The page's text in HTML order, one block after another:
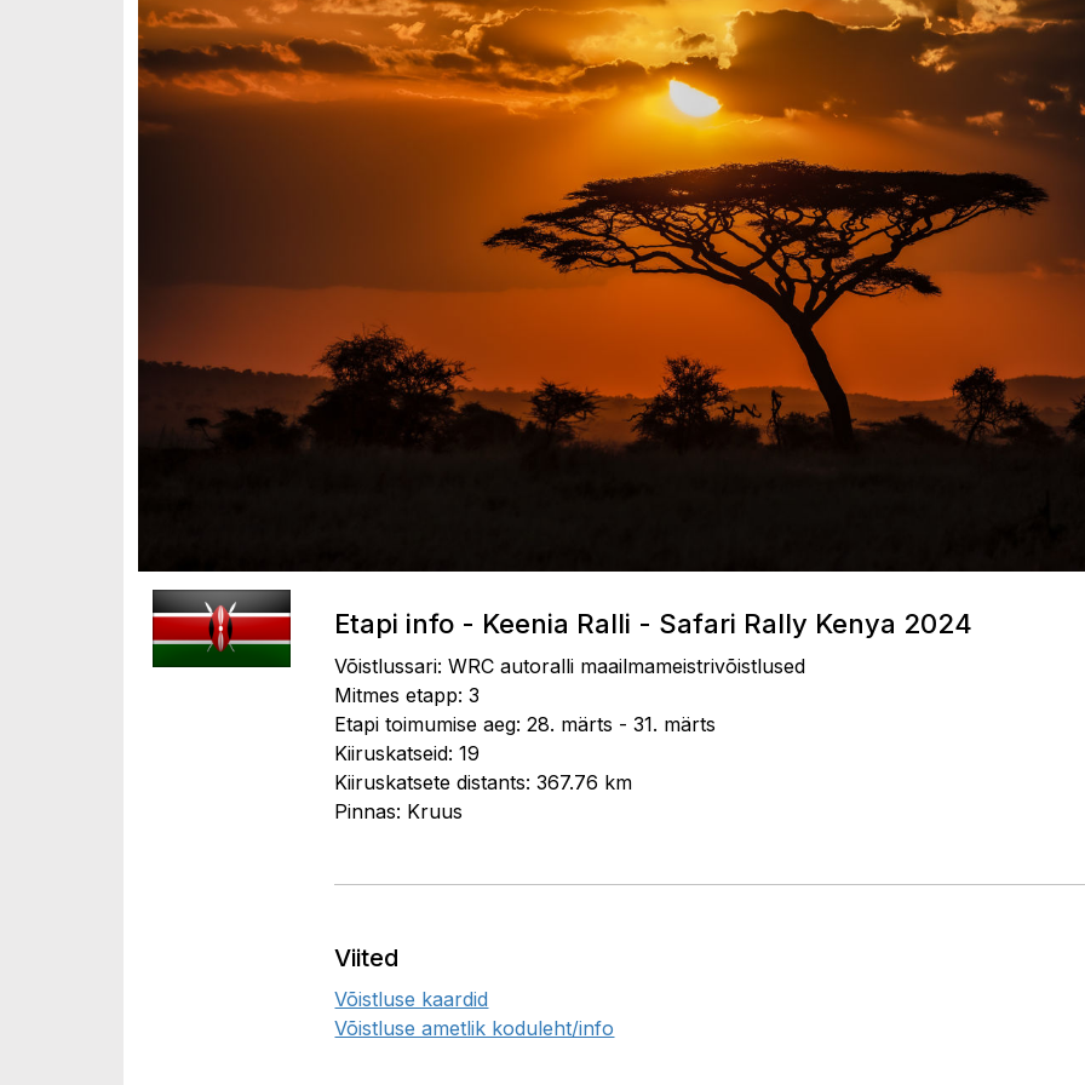
Etapi info - Keenia Ralli - Safari Rally Kenya 2024
Võistlussari: WRC autoralli maailmameistrivõistlused
Mitmes etapp: 3
Etapi toimumise aeg: 28. märts - 31. märts
Kiiruskatseid: 19
Kiiruskatsete distants: 367.76 km
Pinnas: Kruus
Viited
Võistluse kaardid
Võistluse ametlik koduleht/info